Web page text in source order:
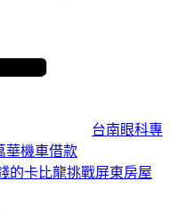
台南眼科專
華機車借款
的卡比龍挑戰屏東房屋